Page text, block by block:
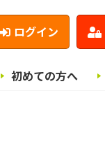
ログイン
初めての方へ